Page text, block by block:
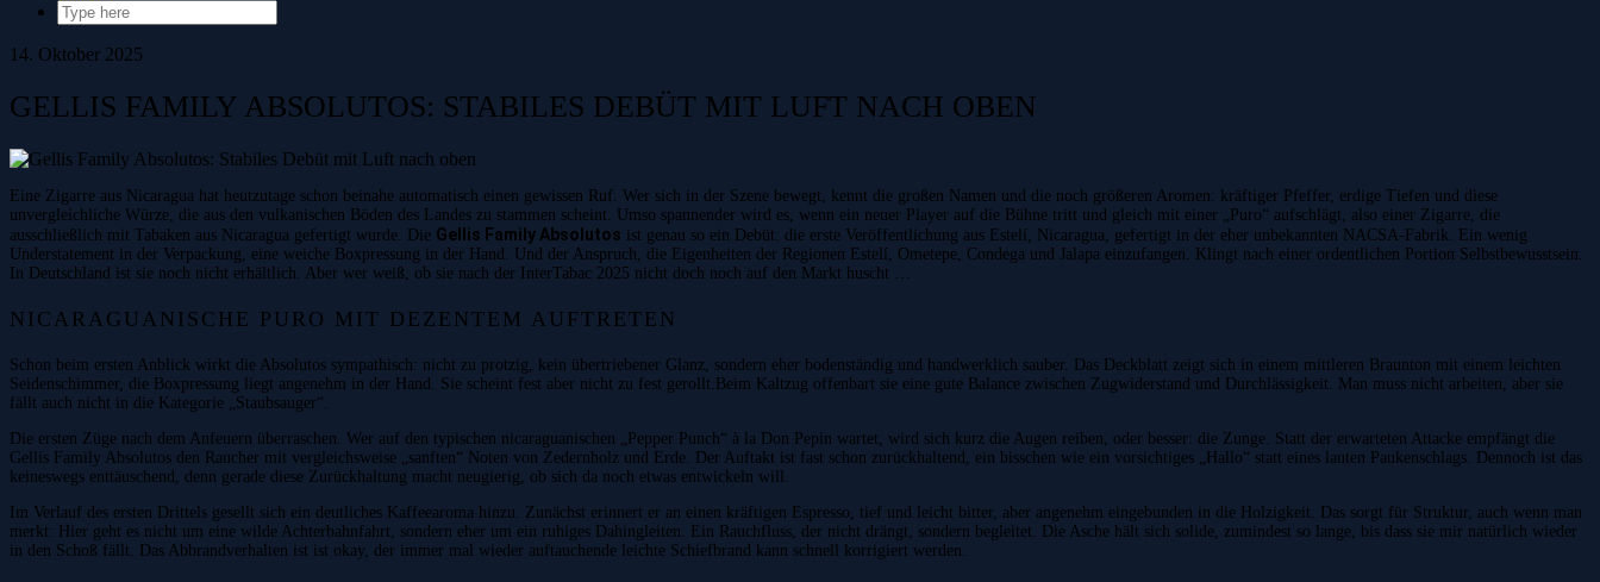
14. Oktober 2025
GELLIS FAMILY ABSOLUTOS: STABILES DEBÜT MIT LUFT NACH OBEN
Eine Zigarre aus Nicaragua hat heutzutage schon beinahe automatisch einen gewissen Ruf. Wer sich in der Szene bewegt, kennt die großen Namen und die noch größeren Aromen: kräftiger Pfeffer, erdige Tiefen und diese
unvergleichliche Würze, die aus den vulkanischen Böden des Landes zu stammen scheint. Umso spannender wird es, wenn ein neuer Player auf die Bühne tritt und gleich mit einer „Puro“ aufschlägt, also einer Zigarre, die
ausschließlich mit Tabaken aus Nicaragua gefertigt wurde. Die Gellis Family Absolutos ist genau so ein Debüt: die erste Veröffentlichung aus Estelí, Nicaragua, gefertigt in der eher unbekannten NACSA-Fabrik. Ein wenig
Understatement in der Verpackung, eine weiche Boxpressung in der Hand. Und der Anspruch, die Eigenheiten der Regionen Estelí, Ometepe, Condega und Jalapa einzufangen. Klingt nach einer ordentlichen Portion Selbstbewusstsein.
In Deutschland ist sie noch nicht erhältlich. Aber wer weiß, ob sie nach der InterTabac 2025 nicht doch noch auf den Markt huscht …
NICARAGUANISCHE PURO MIT DEZENTEM AUFTRETEN
Schon beim ersten Anblick wirkt die Absolutos sympathisch: nicht zu protzig, kein übertriebener Glanz, sondern eher bodenständig und handwerklich sauber. Das Deckblatt zeigt sich in einem mittleren Braunton mit einem leichten
Seidenschimmer, die Boxpressung liegt angenehm in der Hand. Sie scheint fest aber nicht zu fest gerollt.Beim Kaltzug offenbart sie eine gute Balance zwischen Zugwiderstand und Durchlässigkeit. Man muss nicht arbeiten, aber sie
fällt auch nicht in die Kategorie „Staubsauger“.
Die ersten Züge nach dem Anfeuern überraschen. Wer auf den typischen nicaraguanischen „Pepper Punch“ à la Don Pepin wartet, wird sich kurz die Augen reiben, oder besser: die Zunge. Statt der erwarteten Attacke empfängt die
Gellis Family Absolutos den Raucher mit vergleichsweise „sanften“ Noten von Zedernholz und Erde. Der Auftakt ist fast schon zurückhaltend, ein bisschen wie ein vorsichtiges „Hallo“ statt eines lauten Paukenschlags. Dennoch ist das
keineswegs enttäuschend, denn gerade diese Zurückhaltung macht neugierig, ob sich da noch etwas entwickeln will.
Im Verlauf des ersten Drittels gesellt sich ein deutliches Kaffeearoma hinzu. Zunächst erinnert er an einen kräftigen Espresso, tief und leicht bitter, aber angenehm eingebunden in die Holzigkeit. Das sorgt für Struktur, auch wenn man
merkt: Hier geht es nicht um eine wilde Achterbahnfahrt, sondern eher um ein ruhiges Dahingleiten. Ein Rauchfluss, der nicht drängt, sondern begleitet. Die Asche hält sich solide, zumindest so lange, bis dass sie mir natürlich wieder
in den Schoß fällt. Das Abbrandverhalten ist ist okay, der immer mal wieder auftauchende leichte Schiefbrand kann schnell korrigiert werden.